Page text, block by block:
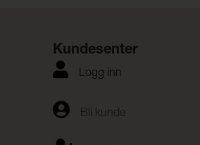
Kundesenter
Logg inn
Bli kunde